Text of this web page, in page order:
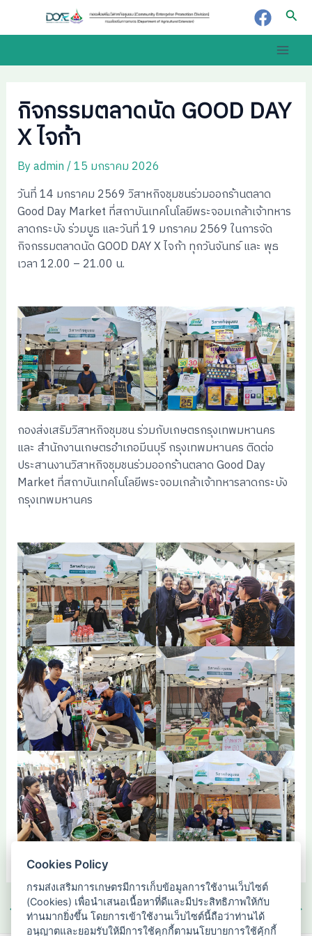
Main
กิจกรรมตลาดนัด GOOD DAY
X ไจก้า
Byadmin/15 มกราคม 2026
วันที่ 14 มกราคม 2569 วิสาหกิจชุมชนร่วมออกร้านตลาด
Good Day Market ที่สถาบันเทคโนโลยีพระจอมเกล้าเจ้าทหาร
ลาดกระบัง ร่วมบูธ และวันที่ 19 มกราคม 2569 ในการจัด
กิจกรรมตลาดนัด GOOD DAY X ไจก้า ทุกวันจันทร์ และ พุธ
เวลา 12.00 – 21.00 น.
กองส่งเสริมวิสาหกิจชุมชน ร่วมกับเกษตรกรุงเทพมหานคร
และ สำนักงานเกษตรอำเภอมีนบุรี กรุงเทพมหานคร ติดต่อ
ประสานงานวิสาหกิจชุมชนร่วมออกร้านตลาด Good Day
Market ที่สถาบันเทคโนโลยีพระจอมเกล้าเจ้าทหารลาดกระบัง
กรุงเทพมหานคร
navigation
← Previous เรื่อง Next เรื่อง →
Cookies Policy
กรมส่งเสริมการเกษตรมีการเก็บข้อมูลการใช้งานเว็บไซต์
(Cookies) เพื่อนำเสนอเนื้อหาที่ดีและมีประสิทธิภาพให้กับ
ท่านมากยิ่งขึ้น โดยการเข้าใช้งานเว็บไซต์นี้ถือว่าท่านได้
อนุญาตและยอมรับให้มีการใช้คุกกี้ตามนโยบายการใช้คุ้กกี้